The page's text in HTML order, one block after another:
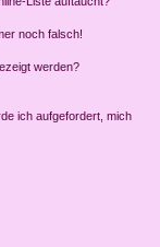
noch falsch!
werden?
ich aufgefordert, mich